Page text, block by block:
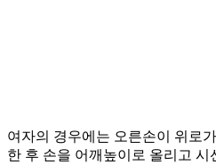
여자의 경우에는 오른손이 위로
한 후 손을 어깨높이로 올리고